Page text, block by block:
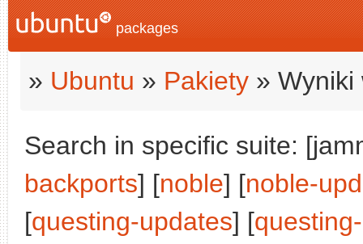
packages
» Ubuntu » Pakiety » Wyniki
Search in specific suite:
backports] [noble] [noble-
[questing-updates] [